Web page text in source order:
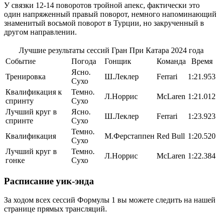
У связки 12-14 поворотов тройной апекс, фактически это
один напряженный правый поворот, немного напоминающий
знаменитый восьмой поворот в Турции, но закрученный в
другом направлении.
Лучшие результаты сессий Гран При Катара 2024 года
Событие
Погода Гонщик Команда
Время
Тренировка
Ясно.
Сухо
Ш.Леклер Ferrari
1:21.953
Квалификация к
спринту
Темно.
Сухо
Л.Норрис McLaren 1:21.012
Лучший круг в
спринте
Ясно.
Сухо
Ш.Леклер Ferrari 1:23.923
Квалификация
Темно.
Сухо
М.Ферстаппен Red Bull 1:20.520
Лучший круг в
гонке
Темно.
Сухо
Л.Норрис McLaren 1:22.384
Расписание уик-энда
За ходом всех сессий Формулы 1 вы можете следить на нашей
странице прямых трансляций.